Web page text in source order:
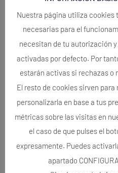
Nuestra página utiliza cookies
necesarias para el
necesitan de tu autorización
activadas por defecto. Por
estarán activas si rechazas o
El resto de cookies sirven
personalizarla en base a tus
métricas sobre las visitas en
el caso de que pulses el
expresamente. Puedes
apartado